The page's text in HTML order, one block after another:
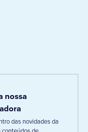
nossa
das novidades da